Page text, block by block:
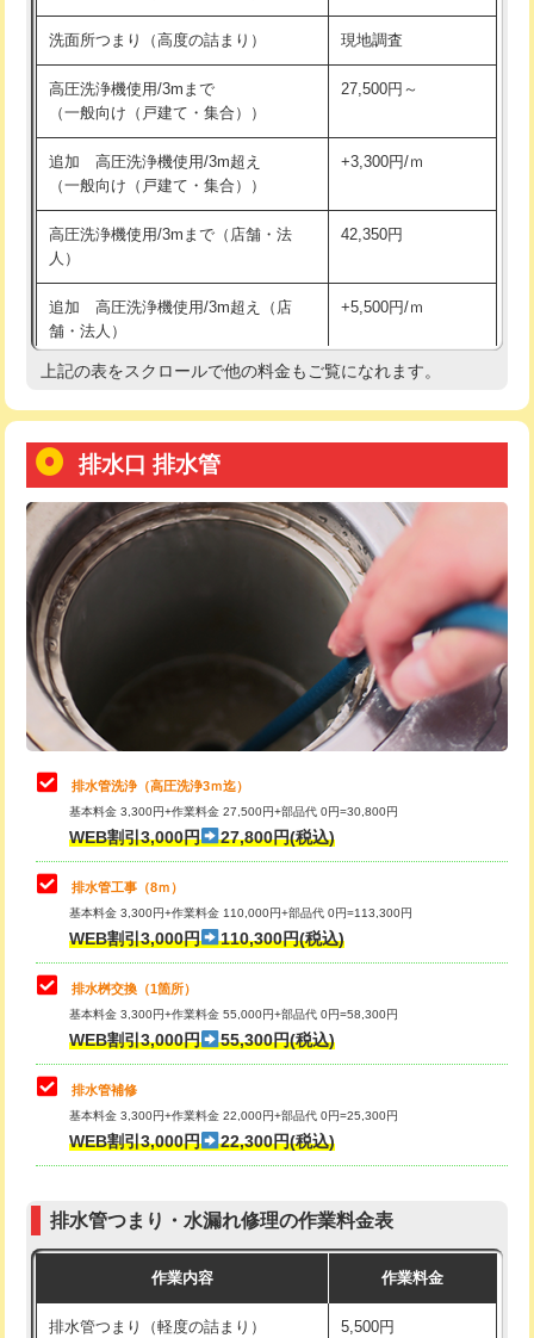
バスタブ設置 現場見積
追加人工 16,500円
廃棄・処分
※給水管工事は20mmまでの価格です。
持込商品取付（浄水器・分岐水栓） 16,500円
給水管工事※（ホール加工) 16,500円
給水管工事※（バンド止め)
給水管工事※（支持金具設置) 5,500円
給水管工事※（保温材使用（バンド止
め込み）)
5,500円
給水管工事※（土の掘削・埋め戻し作
業)
11,000円
用/3ｍまで)
用（追加）/3ｍ超え)
給水管工事※（ライニング鋼管・銅
管・ポリ管・HT管使用/3ｍまで)
44,000円
給水管工事※（ライニング鋼管・銅
管・ポリ管・HT管使用/3ｍ超え)
+8,800円
排水管工事（土の掘削・埋め戻し作
業）
11,000円~
排水管工事（排水管工事/3ｍまで） 55,000円
排水管工事（追加 排水管工事/3ｍ超
え）
マス交換（土の掘削・埋め戻し作業）
マス交換（深さ50㎝未満）
マス交換（深さ50㎝以上） 66,000円
コンクリート斫り（厚さ10㎝まで）
コンクリート斫り（厚さ10㎝超え）
モルタル補修（厚さ10㎝まで）
モルタル補修（厚さ10㎝超え）
追加人工 16,500円
現場見積
洗面所つまり（高度の詰まり） 現地調査
高圧洗浄機使用/3mまで
（一般向け（戸建て・集合））
27,500円～
追加 高圧洗浄機使用/3m超え
（一般向け（戸建て・集合））
+3,300円/ｍ
高圧洗浄機使用/3mまで（店舗・法
人）
42,350円
追加 高圧洗浄機使用/3m超え（店
舗・法人）
+5,500円/ｍ
高度高圧洗浄換 現地調査
トーラー機使用/3mまで
追加トーラー機使用/3m超え +3,300円
カメラ調査 33,000円
桝清掃 8,800円
止水・漏水調査・防水処理・清掃・修
理・調整・分解・加工など（軽作業）
11,000円
止水・漏水調査・防水処理・清掃・修
理・調整・分解・加工など（中作業）
22,000円
止水・漏水調査・防水処理・清掃・修
理・調整・分解・加工など（重作業）
33,000円
その他部品の脱着
交換・取付（タンク） 22,000円+材料費
交換・取付(単水栓（壁付・デッキ
式）)
交換・取付(混合水栓（壁付・デッキ
式・ワンホール）)
16,500円+材料費
交換・取付(排水栓・排水トラップ
交換・取付（その他部品） 11,000円+材料費
持込商品取付（単水栓） 13,200円
持込商品取付（混合水栓） 16,500円
上記の表をスクロールで他の料金もご覧になれます。
排水口 排水管
排水管洗浄（高圧洗浄3ｍ迄）
基本料金 3,300円+作業料金 27,500円+部品代 0円=30,800円
WEB割引3,000円 27,800円(税込)
排水管工事（8ｍ）
基本料金 3,300円+作業料金 110,000円+部品代 0円=113,300円
WEB割引3,000円 110,300円(税込)
排水桝交換（1箇所）
基本料金 3,300円+作業料金 55,000円+部品代 0円=58,300円
WEB割引3,000円 55,300円(税込)
排水管補修
基本料金 3,300円+作業料金 22,000円+部品代 0円=25,300円
WEB割引3,000円 22,300円(税込)
排水管つまり・水漏れ修理の作業料金表
作業内容 作業料金
排水管つまり（軽度の詰まり） 5,500円